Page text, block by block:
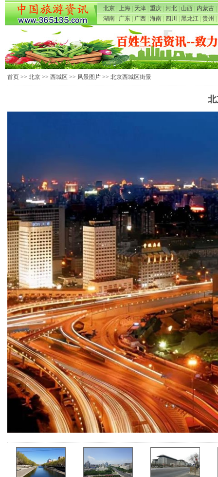
北京 上海 天津 重庆 河北 山西 内蒙古
湖南
广东 广西 海南 四川 黑龙江 贵州
首页 >> 北京 >> 西城区 >> 风景图片 >> 北京西城区街景